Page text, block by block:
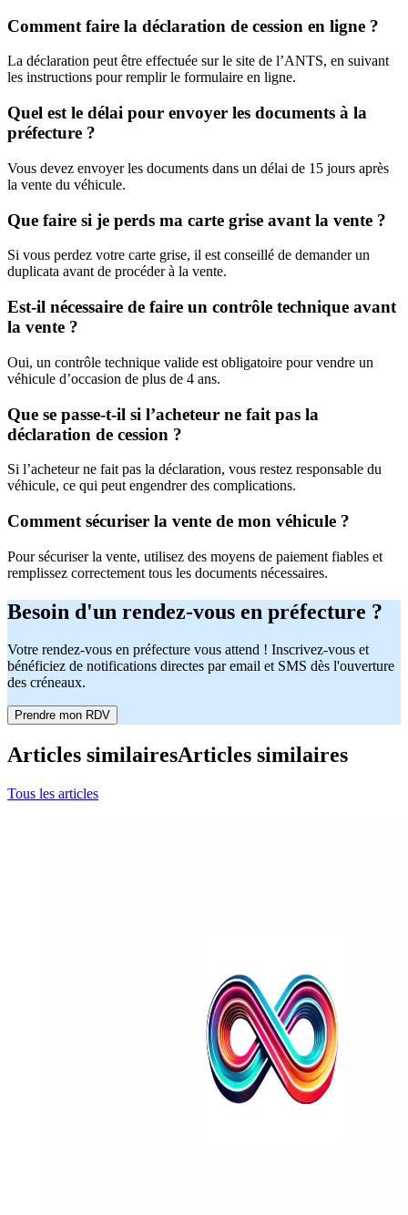
Comment faire la déclaration de cession en ligne ?
La déclaration peut être effectuée sur le site de l’ANTS, en suivant
les instructions pour remplir le formulaire en ligne.
Quel est le délai pour envoyer les documents à la
préfecture ?
Vous devez envoyer les documents dans un délai de 15 jours après
la vente du véhicule.
Que faire si je perds ma carte grise avant la vente ?
Si vous perdez votre carte grise, il est conseillé de demander un
duplicata avant de procéder à la vente.
Est-il nécessaire de faire un contrôle technique avant
la vente ?
Oui, un contrôle technique valide est obligatoire pour vendre un
véhicule d’occasion de plus de 4 ans.
Que se passe-t-il si l’acheteur ne fait pas la
déclaration de cession ?
Si l’acheteur ne fait pas la déclaration, vous restez responsable du
véhicule, ce qui peut engendrer des complications.
Comment sécuriser la vente de mon véhicule ?
Pour sécuriser la vente, utilisez des moyens de paiement fiables et
remplissez correctement tous les documents nécessaires.
Besoin d'un rendez-vous en préfecture ?
Votre rendez-vous en préfecture vous attend ! Inscrivez-vous et
bénéficiez de notifications directes par email et SMS dès l'ouverture
des créneaux.
Prendre mon RDV
Articles similairesArticles similaires
Tous les articles